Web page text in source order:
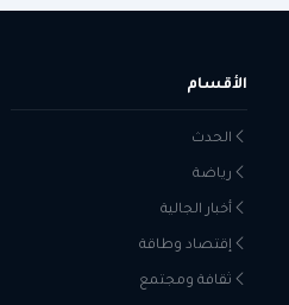
الأقسام
الحدث
رياضة
أخبار الجالية
إقتصاد وطاقة
ثقافة ومجتمع